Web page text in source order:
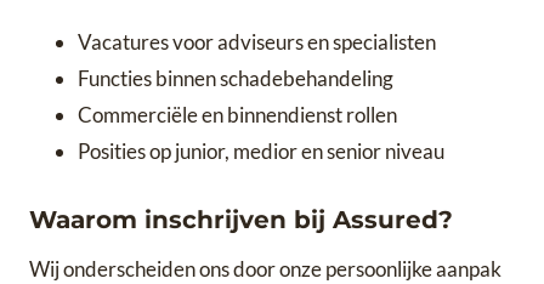
Vacatures voor adviseurs en specialisten
Functies binnen schadebehandeling
Commerciële en binnendienst rollen
Posities op junior, medior en senior niveau
Waarom inschrijven bij Assured?
Wij onderscheiden ons door onze persoonlijke aanpak